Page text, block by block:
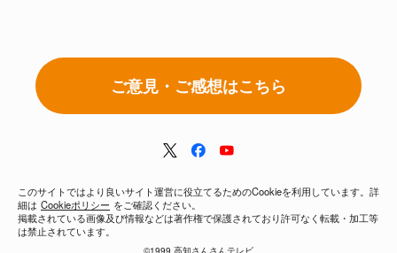
ご意見・ご感想はこちら
このサイトではより良いサイト運営に役立てるためのCookieを利用しています。詳
細は Cookieポリシー をご確認ください。
掲載されている画像及び情報などは著作権で保護されており許可なく転載・加工等
は禁止されています。